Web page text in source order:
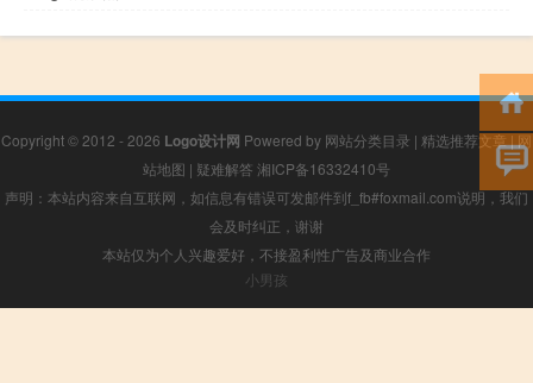
Copyright © 2012 - 2026 Logo设计网 Powered by 网站分类目录 | 精选推荐文章|网
站地图 | 疑难解答 湘ICP备16332410号
声明：本站内容来自互联网，如信息有错误可发邮件到f_fb#foxmail.com说明，我们
会及时纠正，谢谢
本站仅为个人兴趣爱好，不接盈利性广告及商业合作
小男孩